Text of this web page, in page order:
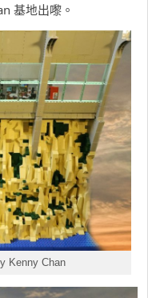
基地出嚟。
Kenny Chan